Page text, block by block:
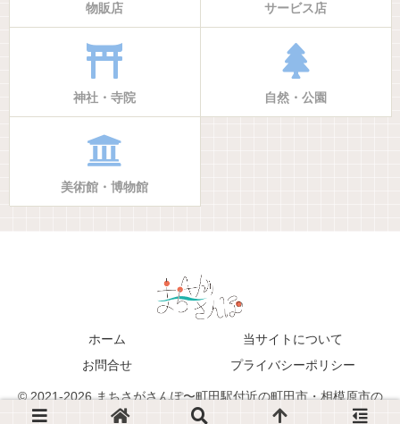
物販店 サービス店
神社・寺院 自然・公園
美術館・博物館
ホーム
当サイトについて
お問合せ
プライバシーポリシー
© 2021-2026 まちさがさんぽ〜町田駅付近の町田市・相模原市の
生活・地域情報ブログサイト〜.